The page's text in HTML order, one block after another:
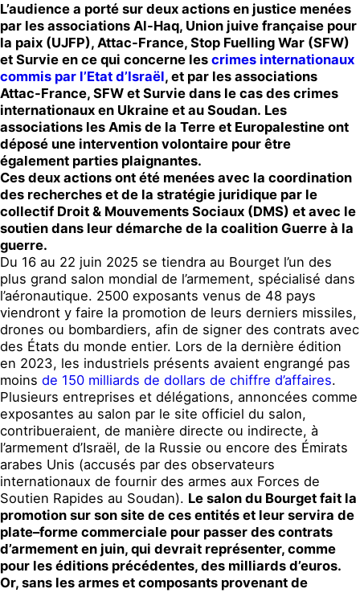
L’audience a porté sur deux actions en justice menées
par les associations Al-Haq, Union juive française pour
la paix (UJFP), Attac-France, Stop Fuelling War (SFW)
et Survie en ce qui concerne les crimes internationaux
commis par l’Etat d’Israël, et par les associations
Attac-France, SFW et Survie dans le cas des crimes
internationaux en Ukraine et au Soudan. Les
associations les Amis de la Terre et Europalestine ont
déposé une intervention volontaire pour être
également parties plaignantes.
Ces deux actions ont été menées avec la coordination
des recherches et de la stratégie juridique par le
collectif Droit & Mouvements Sociaux (DMS) et avec le
soutien dans leur démarche de la coalition Guerre à la
guerre.
Du 16 au 22 juin 2025 se tiendra au Bourget l’un des
plus grand salon mondial de l’armement, spécialisé dans
l’aéronautique. 2500 exposants venus de 48 pays
viendront y faire la promotion de leurs derniers missiles,
drones ou bombardiers, afin de signer des contrats avec
des États du monde entier. Lors de la dernière édition
en 2023, les industriels présents avaient engrangé pas
moins de 150 milliards de dollars de chiffre d’affaires.
Plusieurs entreprises et délégations, annoncées comme
exposantes au salon par le site officiel du salon,
contribueraient, de manière directe ou indirecte, à
l’armement d’Israël, de la Russie ou encore des Émirats
arabes Unis (accusés par des observateurs
internationaux de fournir des armes aux Forces de
Soutien Rapides au Soudan). Le salon du Bourget fait la
promotion sur son site de ces entités et leur servira de
plate–forme commerciale pour passer des contrats
d’armement en juin, qui devrait représenter, comme
pour les éditions précédentes, des milliards d’euros.
Or, sans les armes et composants provenant de